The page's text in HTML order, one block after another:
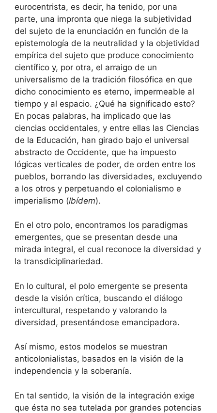
eurocentrista, es decir, ha tenido, por una
parte, una impronta que niega la subjetividad
del sujeto de la enunciación en función de la
epistemología de la neutralidad y la objetividad
empírica del sujeto que produce conocimiento
científico y, por otra, el arraigo de un
universalismo de la tradición filosófica en que
dicho conocimiento es eterno, impermeable al
tiempo y al espacio. ¿Qué ha significado esto?
En pocas palabras, ha implicado que las
ciencias occidentales, y entre ellas las Ciencias
de la Educación, han girado bajo el universal
abstracto de Occidente, que ha impuesto
lógicas verticales de poder, de orden entre los
pueblos, borrando las diversidades, excluyendo
a los otros y perpetuando el colonialismo e
imperialismo (Ibídem).
En el otro polo, encontramos los paradigmas
emergentes, que se presentan desde una
mirada integral, el cual reconoce la diversidad y
la transdiciplinariedad.
En lo cultural, el polo emergente se presenta
desde la visión crítica, buscando el diálogo
intercultural, respetando y valorando la
diversidad, presentándose emancipadora.
Así mismo, estos modelos se muestran
anticolonialistas, basados en la visión de la
independencia y la soberanía.
En tal sentido, la visión de la integración exige
que ésta no sea tutelada por grandes potencias